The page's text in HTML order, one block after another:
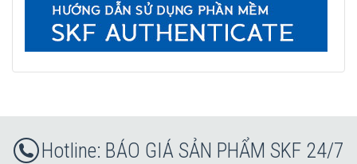
BÁO GIÁ SẢN PHẨM SKF 24/7